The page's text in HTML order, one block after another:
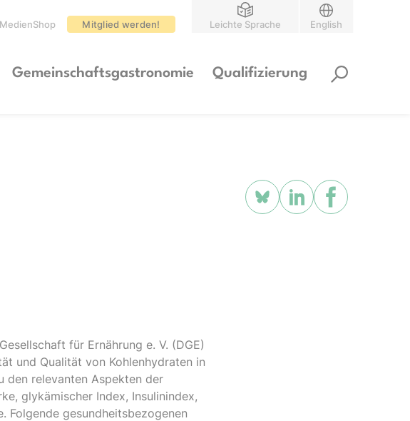
MedienShop Mitglied werden! Leichte Sprache English
Gemeinschaftsgastronomie Qualifizierung
für Ernährung e. V. (DGE)
und Qualität von Kohlenhydraten in
den relevanten Aspekten der
glykämischer Index, Insulinindex,
Folgende gesundheitsbezogenen